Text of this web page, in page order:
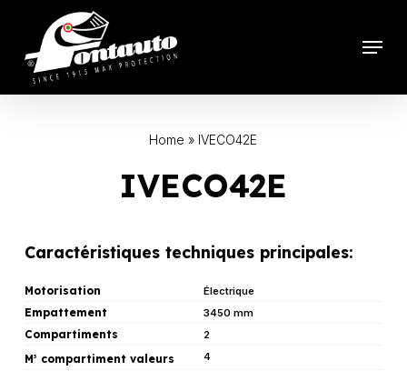
content
Menu
Home » IVECO42E
IVECO42E
Caractéristiques techniques principales:
Motorisation Électrique
Empattement 3450 mm
Compartiments 2
M3 compartiment valeurs 4